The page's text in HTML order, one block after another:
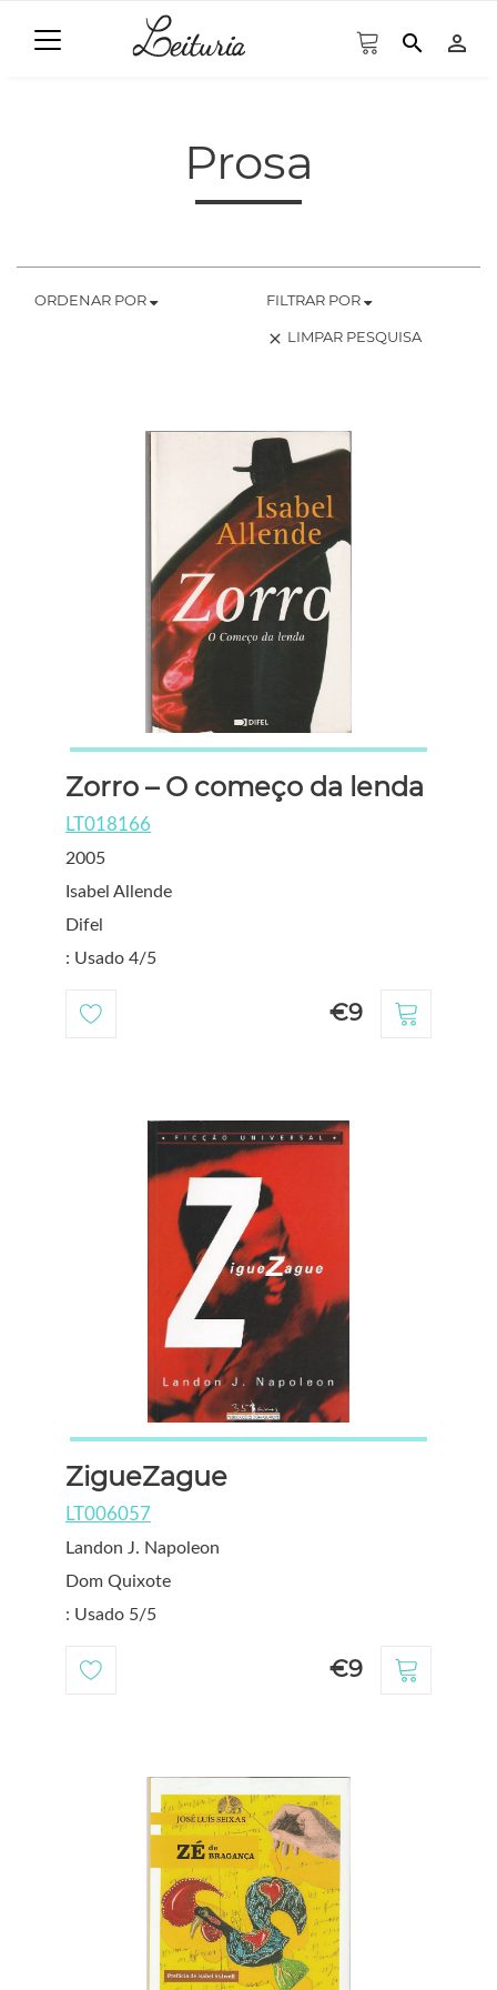
search person_outline
Prosa
ORDENAR POR FILTRAR POR
clear LIMPAR PESQUISA
Zorro – O começo da lenda
LT018166
2005
Isabel Allende
Difel
: Usado 4/5
€9
ZigueZague
LT006057
Landon J. Napoleon
Dom Quixote
: Usado 5/5
€9